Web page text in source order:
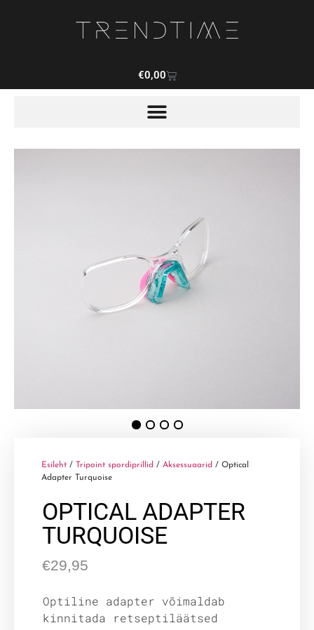
€0,00
Esileht / Tripoint spordiprillid / Aksessuaarid / Optical
Adapter Turquoise
OPTICAL ADAPTER
TURQUOISE
€29,95
Optiline adapter võimaldab
kinnitada retseptiläätsed